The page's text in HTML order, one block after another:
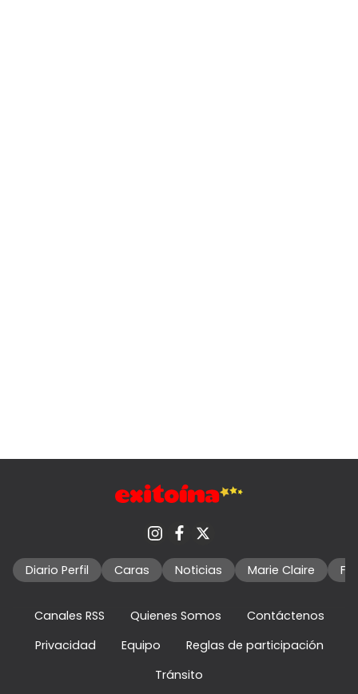
Diario Perfil Caras Noticias Marie Claire
Canales RSS Quienes Somos
Contáctenos
Privacidad
Equipo
Reglas de participación
Tránsito